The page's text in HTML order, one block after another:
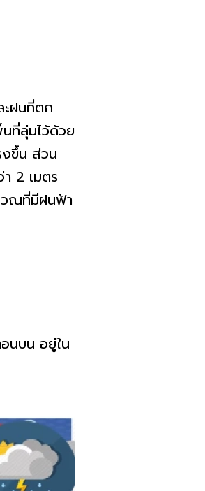
ะฝนที่ตก
ที่ลุ่มไว้ด้วย
งขึ้น ส่วน
2 เมตร
วณที่มีฝนฟ้า
นบน อยู่ใน